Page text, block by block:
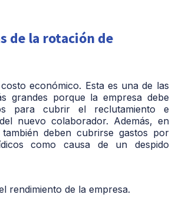
de la rotación de
económico. Esta es una de las
grandes porque la empresa debe
para cubrir el reclutamiento e
nuevo colaborador. Además, en
deben cubrirse gastos por
como causa de un despido
rendimiento de la empresa.